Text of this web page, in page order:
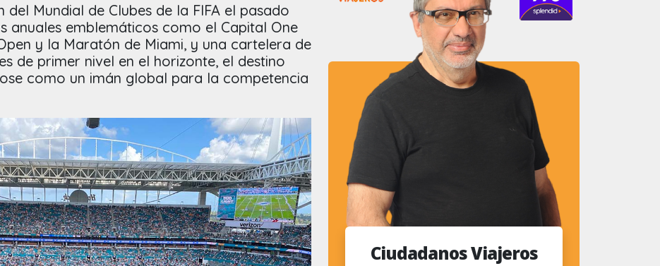
del Mundial de Clubes de la FIFA el pasado
anuales emblemáticos como el Capital One
y la Maratón de Miami, y una cartelera de
de primer nivel en el horizonte, el destino
como un imán global para la competencia
Ciudadanos Viajeros